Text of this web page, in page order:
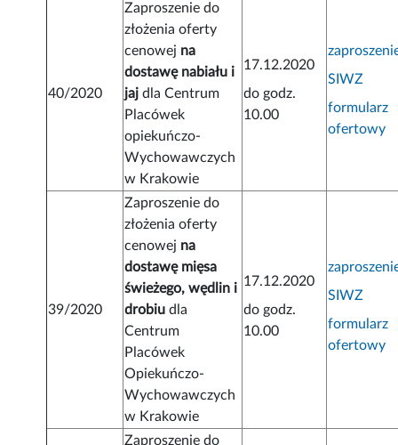
40/2020
Zaproszenie do
złożenia oferty
cenowej na
dostawę nabiału i
jaj dla Centrum
Placówek
opiekuńczo-
Wychowawczych
w Krakowie
17.12.2020
do godz.
10.00
SIWZ
formularz
ofertowy
39/2020
Zaproszenie do
złożenia oferty
cenowej na
dostawę mięsa
świeżego, wędlin i
drobiu dla
Centrum
Placówek
Opiekuńczo-
Wychowawczych
w Krakowie
17.12.2020
do godz.
10.00
SIWZ
formularz
ofertowy
Zaproszenie do